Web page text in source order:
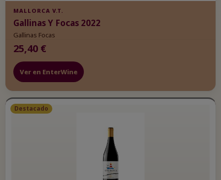
MALLORCA V.T.
Gallinas Y Focas 2022
Gallinas Focas
25,40 €
Ver en EnterWine
Destacado